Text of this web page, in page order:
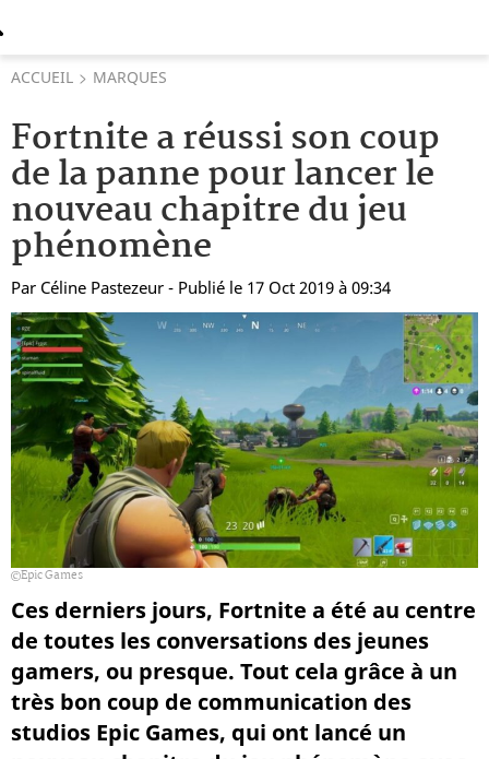
ACCUEIL MARQUES
Fortnite a réussi son coup
de la panne pour lancer le
nouveau chapitre du jeu
phénomène
Par Céline Pastezeur - Publié le 17 Oct 2019 à 09:34
Epic Games
Ces derniers jours, Fortnite a été au centre
de toutes les conversations des jeunes
gamers, ou presque. Tout cela grâce à un
très bon coup de communication des
studios Epic Games, qui ont lancé un